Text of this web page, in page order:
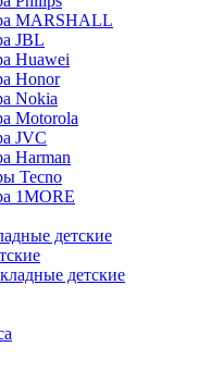
MARSHALL
JBL
Huawei
Honor
Nokia
Motorola
JVC
Harman
Tecno
1MORE
детские
детские